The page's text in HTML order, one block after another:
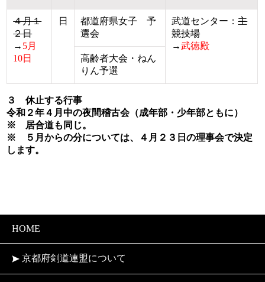
４月１
２日
→ 5月
10日
日
都道府県女子 予
選会
武道センター：主
競技場
→武徳殿
高齢者大会・ねん
りん予選
３ 休止する行事
令和２年４月中の夜間稽古会（成年部・少年部ともに）
※ 居合道も同じ。
※ ５月からの分については、４月２３日の理事会で決定
します。
HOME
京都府剣道連盟について